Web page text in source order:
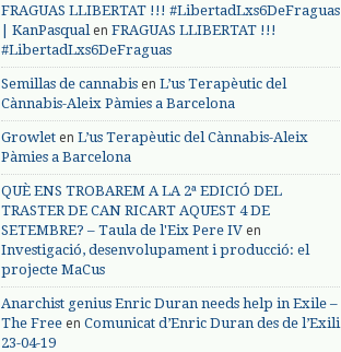
FRAGUAS LLIBERTAT !!! #LibertadLxs6DeFraguas
| KanPasqualen FRAGUAS LLIBERTAT !!!
#LibertadLxs6DeFraguas
Semillas de cannabis en L’us Terapèutic del
Cànnabis-Aleix Pàmies a Barcelona
Growlet en L’us Terapèutic del Cànnabis-Aleix
Pàmies a Barcelona
QUÈ ENS TROBAREM A LA 2ª EDICIÓ DEL
TRASTER DE CAN RICART AQUEST 4 DE
SETEMBRE? – Taula de l'Eix Pere IV en
Investigació, desenvolupament i producció: el
projecte MaCus
Anarchist genius Enric Duran needs help in Exile –
The Free en Comunicat d’Enric Duran des de l’Exili
23-04-19